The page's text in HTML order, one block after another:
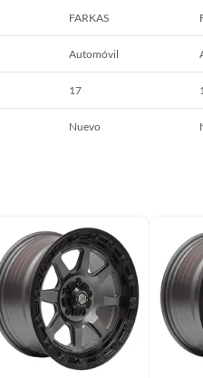
FARKAS
Automóvil
17
Nuevo